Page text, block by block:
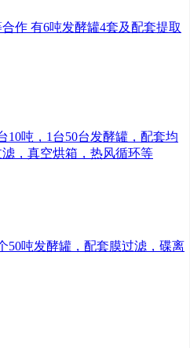
作 有6吨发酵罐4套及配套提取
10吨，1台50台发酵罐，配套均
，真空烘箱，热风循环等
50吨发酵罐，配套膜过滤，碟离